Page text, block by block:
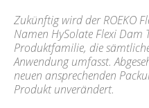
Zukünftig wird der ROEKO
Namen HySolate Flexi Dam
Produktfamilie, die
Anwendung umfasst.
neuen ansprechenden
Produkt unverändert.